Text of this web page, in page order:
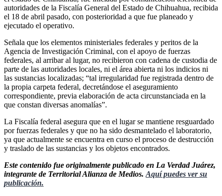
autoridades de la Fiscalía General del Estado de Chihuahua, recibida
el 18 de abril pasado, con posterioridad a que fue planeado y
ejecutado el operativo.
Señala que los elementos ministeriales federales y peritos de la
Agencia de Investigación Criminal, con el apoyo de fuerzas
federales, al arribar al lugar, no recibieron con cadena de custodia de
parte de las autoridades locales, ni el área abierta ni los indicios ni
las sustancias localizadas; “tal irregularidad fue registrada dentro de
la propia carpeta federal, decretándose el aseguramiento
correspondiente, previa elaboración de acta circunstanciada en la
que constan diversas anomalías”.
La Fiscalía federal asegura que en el lugar se mantiene resguardado
por fuerzas federales y que no ha sido desmantelado el laboratorio,
ya que actualmente se encuentra en curso el proceso de destrucción
y traslado de las sustancias y los objetos encontrados.
Este contenido fue originalmente publicado en La Verdad Juárez,
integrante de Territorial Alianza de Medios. Aquí puedes ver su
publicación.